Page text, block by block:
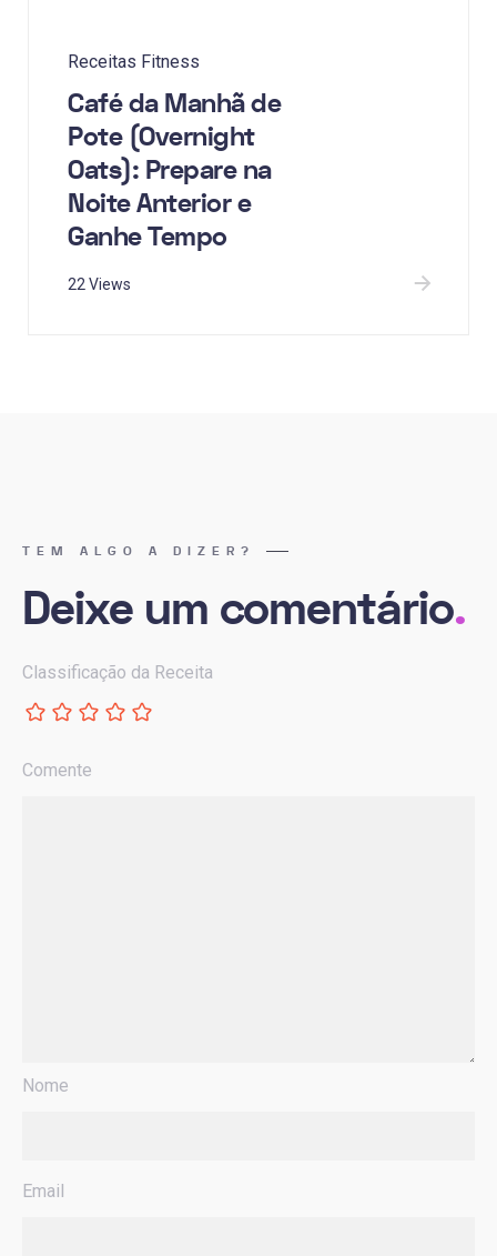
Receitas Fitness
Café da Manhã de
Pote (Overnight
Oats): Prepare na
Noite Anterior e
Ganhe Tempo
22 Views
TEM ALGO A DIZER?
Deixe um comentário.
Classificação da Receita
Comente
Nome
Email